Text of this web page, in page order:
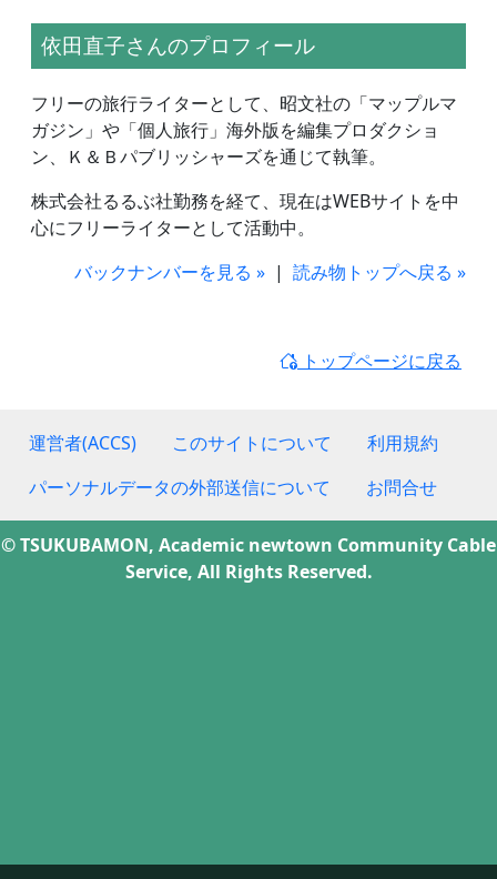
依田直子さんのプロフィール
フリーの旅行ライターとして、昭文社の「マップルマ
ガジン」や「個人旅行」海外版を編集プロダクショ
ン、Ｋ＆Ｂパブリッシャーズを通じて執筆。
株式会社るるぶ社勤務を経て、現在はWEBサイトを中
心にフリーライターとして活動中。
バックナンバーを見る » | 読み物トップへ戻る »
トップページに戻る
運営者(ACCS) このサイトについて
利用規約
パーソナルデータの外部送信について
お問合せ
© TSUKUBAMON, Academic newtown Community Cable
Service, All Rights Reserved.